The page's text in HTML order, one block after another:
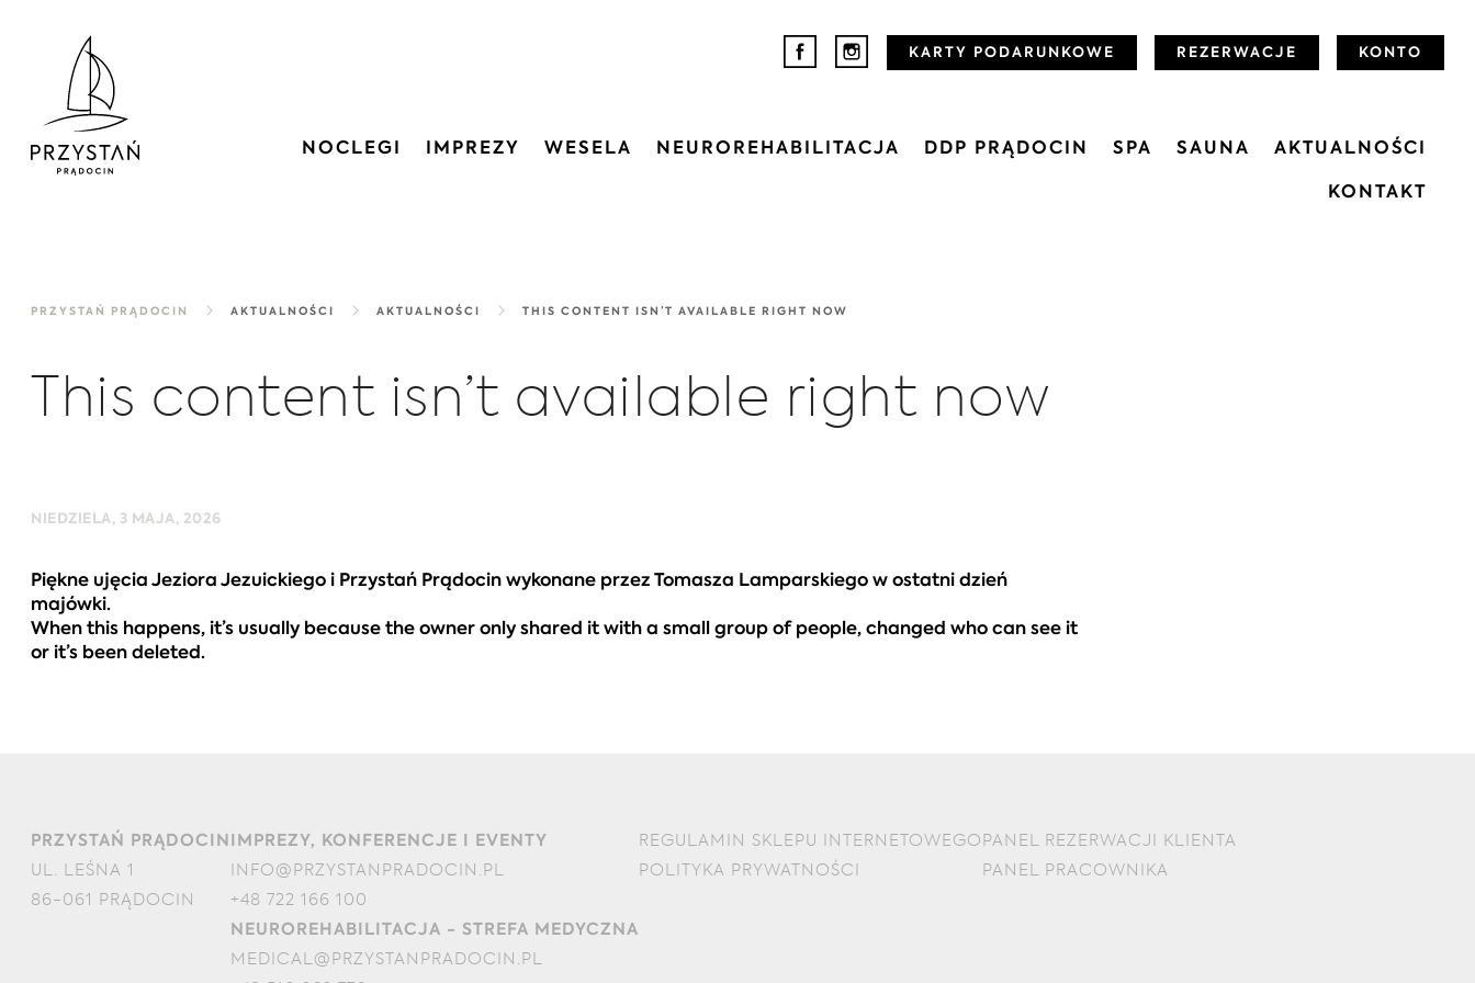
KARTY PODARUNKOWE REZERWACJE KONTO
NOCLEGI IMPREZY WESELA NEUROREHABILITACJA DDP PRĄDOCIN SPA SAUNA AKTUALNOŚCI
KONTAKT
PRZYSTAŃ PRĄDOCIN AKTUALNOŚCI AKTUALNOŚCI THIS CONTENT ISN’T AVAILABLE RIGHT NOW
This content isn’t available right now
NIEDZIELA, 3 MAJA, 2026
Piękne ujęcia Jeziora Jezuickiego i Przystań Prądocin wykonane przez Tomasza Lamparskiego w ostatni dzień
majówki.
When this happens, it’s usually because the owner only shared it with a small group of people, changed who can see it
or it’s been deleted.
PRZYSTAŃ PRĄDOCIN
UL. LEŚNA 1
86-061 PRĄDOCIN
IMPREZY, KONFERENCJE I EVENTY
INFO@PRZYSTANPRADOCIN.PL
+48 722 166 100
NEUROREHABILITACJA - STREFA MEDYCZNA
MEDICAL@PRZYSTANPRADOCIN.PL
REGULAMIN SKLEPU INTERNETOWEGO
POLITYKA PRYWATNOŚCI
PANEL REZERWACJI KLIENTA
PANEL PRACOWNIKA